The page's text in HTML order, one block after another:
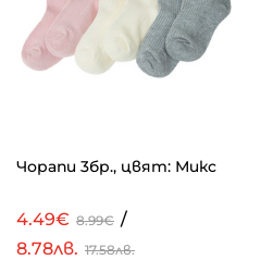
Чорапи 3бр., цвят: Микс
4.49€ 8.99€ /
8.78лв. 17.58лв.